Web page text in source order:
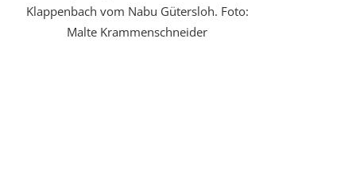
Klappenbach vom Nabu Gütersloh. Foto:
Malte Krammenschneider